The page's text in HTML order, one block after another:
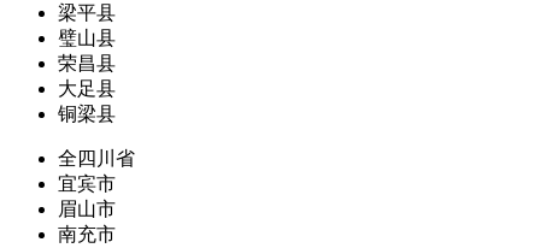
梁平县
璧山县
荣昌县
大足县
铜梁县
全四川省
宜宾市
眉山市
南充市